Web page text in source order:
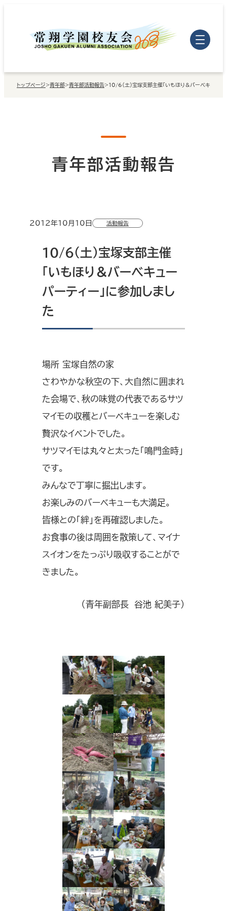
トップページ >青年部>青年部活動報告> 10/6（土）宝塚支部主催「いもほり＆バーべキューパ
青年部活動報告
2012年10月10日 活動報告
10/6（土）宝塚支部主催
「いもほり＆バーべキュー
パーティー」に参加しまし
た
場所 宝塚自然の家
さわやかな秋空の下、大自然に囲まれ
た会場で、秋の味覚の代表であるサツ
マイモの収穫とバーベキューを楽しむ
贅沢なイベントでした。
サツマイモは丸々と太った「鳴門金時」
です。
みんなで丁寧に掘出します。
お楽しみのバーベキューも大満足。
皆様との「絆」を再確認しました。
お食事の後は周囲を散策して、マイナ
スイオンをたっぷり吸収することがで
きました。
（青年副部長 谷池 紀美子）